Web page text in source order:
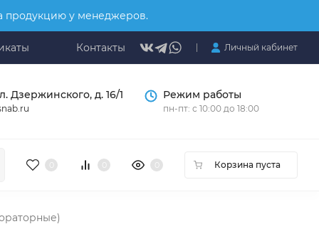
продукцию у менеджеров.
Контакты Личный кабинет
Дзержинского, д. 16/1 Режим работы
пн-пт: с 10:00 до 18:00
Корзина пуста